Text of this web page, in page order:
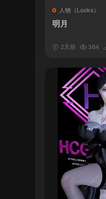
人物（Looks）
明月
2天前 364